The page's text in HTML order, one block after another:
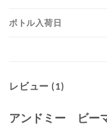
ボトル入荷日
レビュー (1)
アンドミー ビー